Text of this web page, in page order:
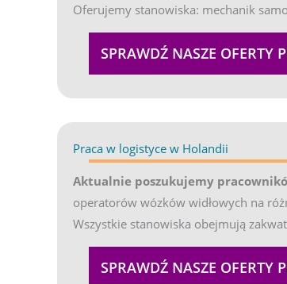
Oferujemy stanowiska: mechanik
SPRAWDŹ NASZE OFERTY
Praca w logistyce w Holandii
Aktualnie poszukujemy
operatorów wózków widłowych na
Wszystkie stanowiska obejmują
SPRAWDŹ NASZE OFERTY